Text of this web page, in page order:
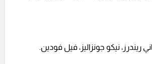
نيكو جونزاليز، فيل فودين.